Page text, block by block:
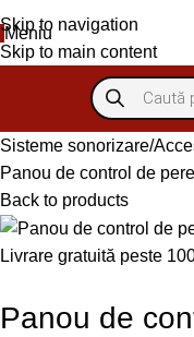
Skip to navigation
Skip to main content
Meniu
Sisteme sonorizare
Panou de control de
Back to products
Livrare gratuită peste
Panou de